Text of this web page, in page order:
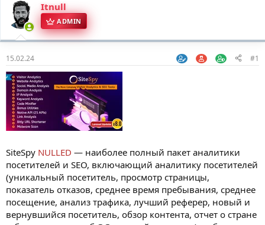
Itnull
ADMIN
15.02.24 #1
SiteSpy NULLED — наиболее полный пакет аналитики
посетителей и SEO, включающий аналитику посетителей
(уникальный посетитель, просмотр страницы,
показатель отказов, среднее время пребывания, среднее
посещение, анализ трафика, лучший реферер, новый и
вернувшийся посетитель, обзор контента, отчет о стране